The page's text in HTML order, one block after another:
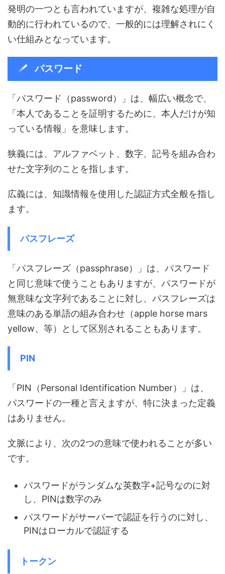
発明の一つとも言われていますが、複雑な処理が自
動的に行われているので、一般的には理解されにく
い仕組みとなっています。
パスワード
「パスワード（password）」は、幅広い概念で、
「本人であることを証明するために、本人だけが知
っている情報」を意味します。
狭義には、アルファベット、数字、記号を組み合わ
せた文字列のことを指します。
広義には、知識情報を使用した認証方式全般を指し
ます。
パスフレーズ
「パスフレーズ（passphrase）」は、パスワード
と同じ意味で使うこともありますが、パスワードが
無意味な文字列であることに対し、パスフレーズは
意味のある単語の組み合わせ（apple horse mars
yellow、等）として区別されることもあります。
PIN
「PIN（Personal Identification Number）」は、
パスワードの一種と言えますが、特に決まった定義
はありません。
文脈により、次の2つの意味で使われることが多い
です。
パスワードがランダムな英数字+記号なのに対
し、PINは数字のみ
パスワードがサーバーで認証を行うのに対し、
PINはローカルで認証する
トークン